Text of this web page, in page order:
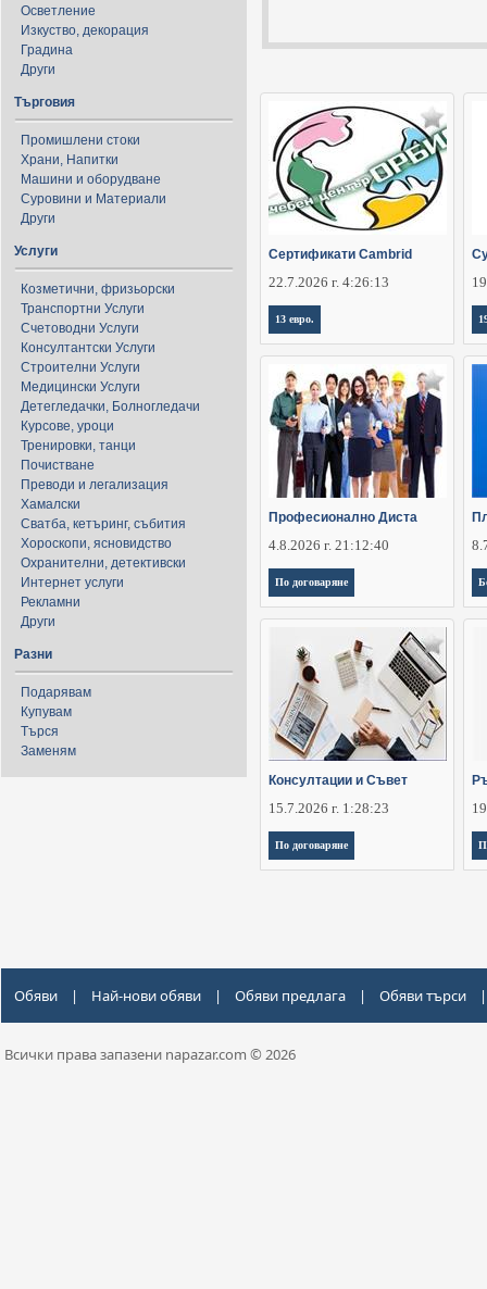
Осветление
Изкуство, декорация
Градина
Други
Търговия
Промишлени стоки
Храни, Напитки
Машини и оборудване
Суровини и Материали
Други
Услуги
Козметични, фризьорски
Транспортни Услуги
Счетоводни Услуги
Консултантски Услуги
Строителни Услуги
Медицински Услуги
Детегледачки, Болногледачи
Курсове, уроци
Тренировки, танци
Почистване
Преводи и легализация
Хамалски
Сватба, кетъринг, събития
Хороскопи, ясновидство
Охранителни, детективски
Интернет услуги
Рекламни
Други
Разни
Подарявам
Купувам
Търся
Заменям
Сертификати Cambrid
22.7.2026 г. 4:26:13
13 евро.
Професионално Диста
4.8.2026 г. 21:12:40
По договаряне
Консултации и Съвет
15.7.2026 г. 1:28:23
По договаряне
Обяви | Най-нови обяви | Обяви предлага | Обяви търси |
Всички права запазени napazar.com © 2026